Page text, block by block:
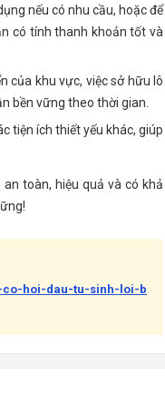
nếu có nhu cầu, hoặc để
có tính thanh khoản tốt và
của khu vực, việc sở hữu lô
bền vững theo thời gian.
tiện ích thiết yếu khác, giúp
toàn, hiệu quả và có khả
co-hoi-dau-tu-sinh-loi-b